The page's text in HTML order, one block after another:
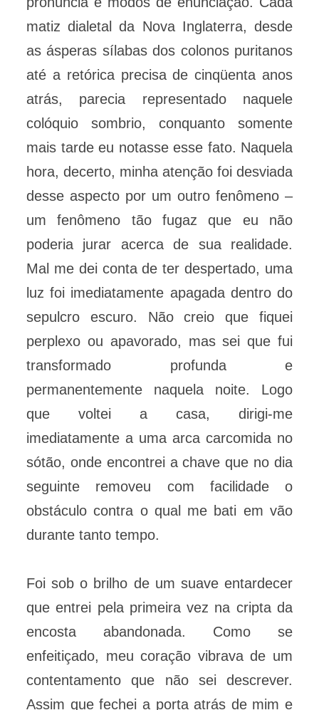
matiz dialetal da Nova Inglaterra, desde
as ásperas sílabas dos colonos puritanos
até a retórica precisa de cinqüenta anos
atrás, parecia representado naquele
colóquio sombrio, conquanto somente
mais tarde eu notasse esse fato. Naquela
hora, decerto, minha atenção foi desviada
desse aspecto por um outro fenômeno –
um fenômeno tão fugaz que eu não
poderia jurar acerca de sua realidade.
Mal me dei conta de ter despertado, uma
luz foi imediatamente apagada dentro do
sepulcro escuro. Não creio que fiquei
perplexo ou apavorado, mas sei que fui
transformado profunda e
permanentemente naquela noite. Logo
que voltei a casa, dirigi-me
imediatamente a uma arca carcomida no
sótão, onde encontrei a chave que no dia
seguinte removeu com facilidade o
obstáculo contra o qual me bati em vão
durante tanto tempo.
Foi sob o brilho de um suave entardecer
que entrei pela primeira vez na cripta da
encosta abandonada. Como se
enfeitiçado, meu coração vibrava de um
contentamento que não sei descrever.
Assim que fechei a porta atrás de mim e